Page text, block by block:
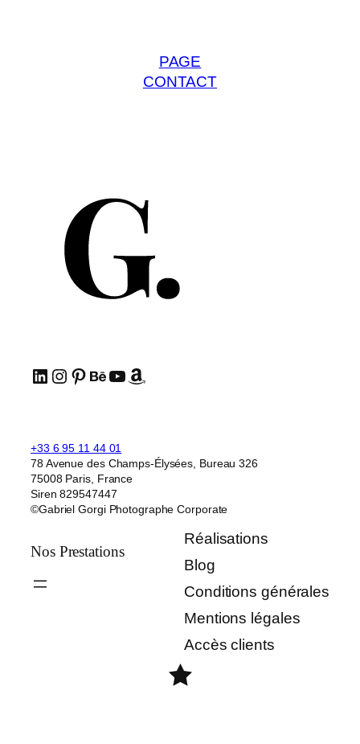
PAGE
CONTACT
LinkedIn Instagram Pinterest Behance YouTube Amazon
+33 6 95 11 44 01
78 Avenue des Champs-Élysées, Bureau 326
75008 Paris, France
Siren 829547447
©Gabriel Gorgi Photographe Corporate
Nos Prestations
Réalisations
Blog
Conditions générales
Mentions légales
Accès clients